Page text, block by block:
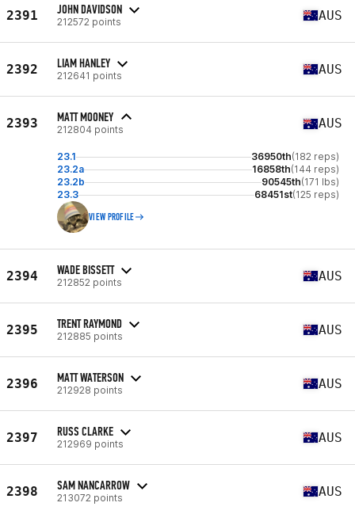
2391 JOHN DAVIDSON
212572 points AUS
2392 LIAM HANLEY
212641 points AUS
2393 MATT MOONEY
212804 points AUS
23.1 36950th(182 reps)
23.2a
16858th(144 reps)
23.2b
90545th(171 lbs)
23.3
68451st(125 reps)
VIEW PROFILE
2394 WADE BISSETT
212852 points AUS
2395 TRENT RAYMOND
212885 points AUS
2396 MATT WATERSON
212928 points AUS
2397 RUSS CLARKE
212969 points AUS
2398 SAM NANCARROW
213072 points AUS